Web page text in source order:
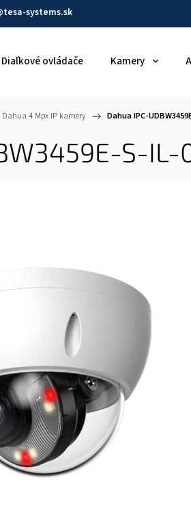
systems.sk
Diaľkové ovládače Kamery
Dahua 4 Mpx IP kamery / Dahua IPC-
S-